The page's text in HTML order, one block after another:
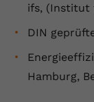
ifs, (Institut
DIN
Hamburg,
Name
Anbieter
Laufzeit